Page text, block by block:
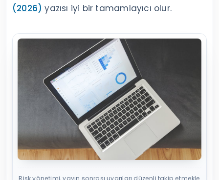
(2026) yazısı iyi bir tamamlayıcı olur.
Risk yönetimi, yayın sonrası uyarıları düzenli takip etmekle